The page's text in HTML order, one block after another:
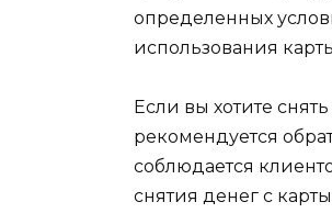
определенных
использования
Если вы хотите
рекомендуется
соблюдается
снятия денег с